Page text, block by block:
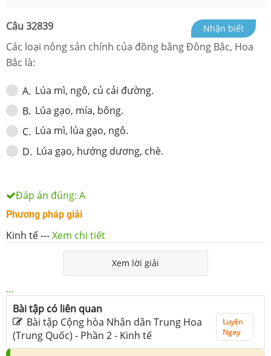
Câu 32839 Nhận biết
Các loại nông sản chính của đồng bằng Đông Bắc, Hoa
Bắc là:
A. Lúa mì, ngô, củ cải đường.
B. Lúa gạo, mía, bông.
C. Lúa mì, lúa gạo, ngô.
D. Lúa gạo, hướng dương, chè.
Đáp án đúng: A
Phương pháp giải
Kinh tế---Xem chi tiết
Xem lời giải
...
Bài tập có liên quan
Bài tập Cộng hòa Nhân dân Trung Hoa
(Trung Quốc) - Phần 2 - Kinh tế
Luyện
Ngay